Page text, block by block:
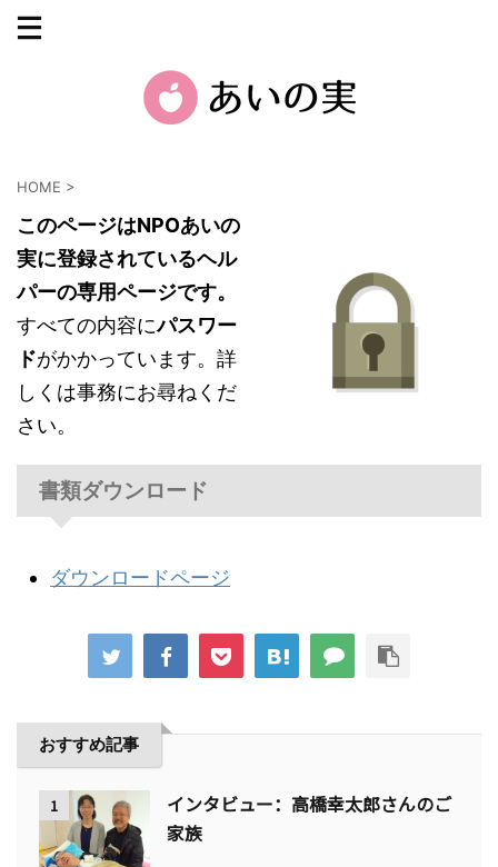
HOME >
このページはNPOあいの
実に登録されているヘル
パーの専用ページです。
すべての内容にパスワー
ドがかかっています。詳
しくは事務にお尋ねくだ
さい。
書類ダウンロード
ダウンロードページ
おすすめ記事
1
インタビュー：高橋幸太郎さんのご
家族